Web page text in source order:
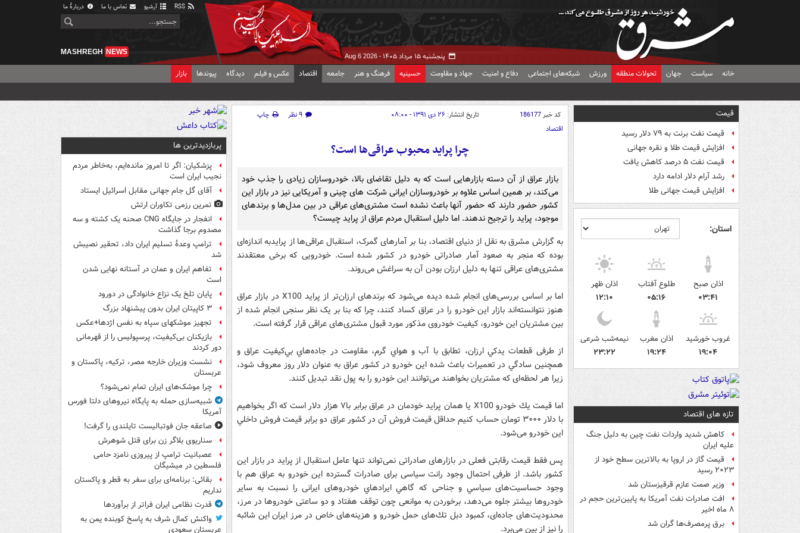
آرشیو تماس با ما دربارهٔ ما
پنجشنبه ۱۵ مرداد ۱۴۰۵ - Aug 6 2026
MASHREGH NEWS
خانه سیاست جهان تحولات منطقه ورزش شبکه‌های اجتماعی دفاع و امنیت جهاد و مقاومت حسینیه فرهنگ و هنر جامعه اقتصاد عکس و فیلم دیدگاه پیوندها بازار
قیمت
قیمت نفت برنت به ۷۹ دلار رسید
افزایش قیمت طلا و نقره جهانی
قیمت نفت ۵ درصد کاهش یافت
رشد آرام دلار ادامه دارد
افزایش قیمت جهانی طلا
استان:
اذان صبح
۰۳:۴۱
طلوع آفتاب
۰۵:۱۶
اذان ظهر
۱۲:۱۰
غروب خورشید
۱۹:۰۴
اذان مغرب
۱۹:۲۴
نیمه‌شب شرعی
۲۳:۲۲
تازه های اقتصاد
کاهش شدید واردات نفت چین به دلیل جنگ
علیه ایران
قیمت گاز در اروپا به بالاترین سطح خود از
۲۰۲۳ رسید
وزیر صمت عازم قرقیزستان شد
افت صادرات نفت آمریکا به پایین‌ترین حجم در
۸ ماه اخیر
برق پرمصرف‌ها گران شد
کد خبر186177 تاریخ انتشار: ۲۶ دی ۱۳۹۱ - ۰۸:۰۰ ۹ نظر
چاپ
اقتصاد
چرا پراید محبوب عراقی‌ها است؟
بازار عراق از آن دسته بازارهایی است که به دلیل تقاضای بالا، خودروسازان زیادی را جذب خود
می‌کند، بر همین اساس علاوه بر خودروسازان ایرانی شركت های چينی و آمریکایی نیز در بازار این
کشور حضور دارند که حضور آنها باعث نشده است مشتری‌های عراقی در بین مدل‌ها و برندهای
موجود، پراید را ترجیح ندهند. اما دلیل استقبال مردم عراق از پراید چیست؟
به گزارش مشرق به نقل از دنیای اقتصاد، بنا بر آمارهای گمرک، استقبال عراقی‌ها از پرایدبه اندازه‌ای
بوده که منجر به صعود آمار صادراتی خودرو در کشور شده است. خودرویی که برخی معتقدند
مشتری‌های عراقی تنها به دلیل ارزان بودن آن به سراغش می‌روند.
اما بر اساس بررسی‌های انجام شده دیده می‌شود که برندهای ارزان‌تر از پرايد X100 در بازار عراق
هنوز نتوانسته‌اند بازار اين خودرو را در عراق کساد کنند، چرا كه بنا بر یک نظر سنجی انجام شده از
بین مشتریان این خودرو، كيفيت خودروی مذکور مورد قبول مشتری‌های عراقی قرار گرفته است.
از طرفی قطعات يدكي ارزان، تطابق با آب و هواي گرم، مقاومت در جاده‌هاي بي‌كيفيت عراق و
همچنين سادگي در تعميرات باعث شده اين خودرو در كشور عراق به عنوان دلار روز معروف شود،
زیرا هر لحظه‌ای كه مشتريان بخواهند می‌توانند اين خودرو را به پول نقد تبديل كنند.
اما قیمت يك خودرو X100 يا همان پرايد خودمان در عراق برابر با۷ هزار دلار است كه اگر بخواهيم
با دلار ۳۰۰۰ تومان حساب کنیم حداقل قيمت فروش آن در كشور عراق دو برابر قيمت فروش داخلي
اين خودرو می‌شود.
پس فقط قيمت رقابتی فعلی در بازارهای صادراتی نمی‌تواند تنها عامل استقبال از پرايد در بازار این
کشور باشد. از طرفی احتمال وجود رانت سياسی برای صادرات گسترده این خودرو به عراق هم با
وجود حساسيت‌های سياسي و جناحی که گاهي ايرادهاي خودروهای ايرانی را نسبت به ساير
خودروها بيشتر جلوه می‌دهد، برخوردن به موانعی چون توقف هفتاد و دو ساعتی خودروها در مرز،
محدوديت‌های جاده‌ای، كمبود دبل تك‌های حمل خودرو و هزينه‌های خاص در مرز ايران اين شائبه
را نيز از بين می‌برد.
پربازدیدترین ها
پزشکیان: اگر تا امروز مانده‌ایم، به‌خاطر مردم
نجیب ایران است
آقای گل جام جهانی مقابل اسرائیل ایستاد
تمرین رزمی تکاوران ارتش
انفجار در جایگاه CNG صحنه یک کشته و سه
مصدوم برجا گذاشت
ترامپ وعدۀ تسلیم ایران داد، تحقیر نصیبش
شد
تفاهم ایران و عمان در آستانه نهایی شدن
است
پایان تلخ یک نزاع خانوادگی در دورود
۳ کاپیتان ایران بدون پیشنهاد بزرگ
تجهیز موشکهای سپاه به نفس اژدها+عکس
بازیکنان بی‌کیفیت، پرسپولیس را از قهرمانی
دور کردند
نشست وزیران خارجه مصر، ترکیه، پاکستان و
عربستان
چرا موشک‌های ایران تمام نمی‌شود؟
شبیه‌سازی حمله به پایگاه نیروهای دلتا فورس
آمریکا
صاعقه جان فوتبالیست تایلندی را گرفت!
سناریوی بلاگر زن برای قتل شوهرش
عصبانیت ترامپ از پیروزی نامزد حامی
فلسطین در میشیگان
بقائی: برنامه‌ای برای سفر به قطر و پاکستان
نداریم
قدرت نظامی ایران فراتر از برآوردها
واکنش کمال شرف به پاسخ کوبنده یمن به
عربستان سعودی